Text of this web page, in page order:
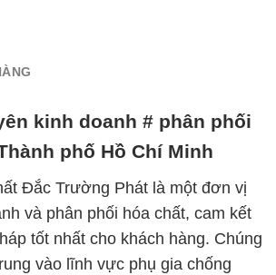
kinh doanh # phân phối
phố Hồ Chí Minh
Đắc Trường Phát là một đơn vị
và phân phối hóa chất, cam kết
tốt nhất cho khách hàng. Chúng
vào lĩnh vực phụ gia chống